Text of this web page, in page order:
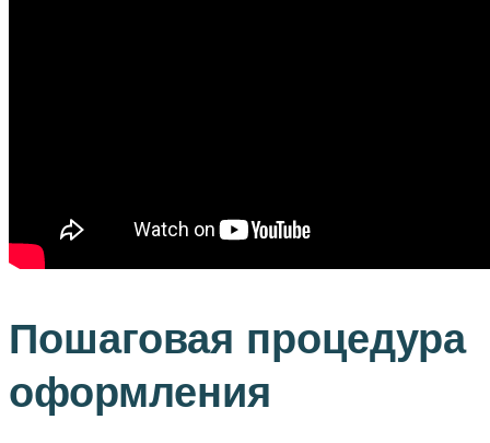
Пошаговая процедура
оформления